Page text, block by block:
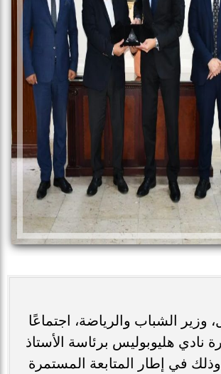
وزير الشباب والرياضة، اجتماعًا
نادي هليوبوليس برئاسة الأستاذ
في إطار المتابعة المستمرة